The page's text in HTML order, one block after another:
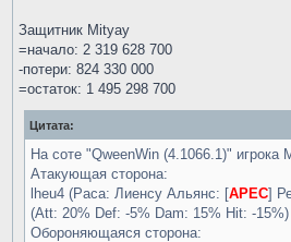
Защитник Mityay
=начало: 2 319 628 700
-потери: 824 330 000
=остаток: 1 495 298 700
Цитата:
На соте "QweenWin (4.1066.1)"
Атакующая сторона:
lheu4 (Раса: Лиенсу Альянс: [APEC]
(Att: 20% Def: -5% Dam: 15% Hit: -15%)
Обороняющаяся сторона: